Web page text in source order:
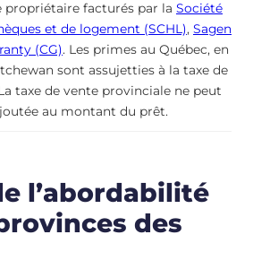
propriétaire facturés par la Société
et de logement (SCHL), Sagen
(CG). Les primes au Québec, en
sont assujetties à la taxe de
taxe de vente provinciale ne peut
au montant du prêt.
l’abordabilité
des